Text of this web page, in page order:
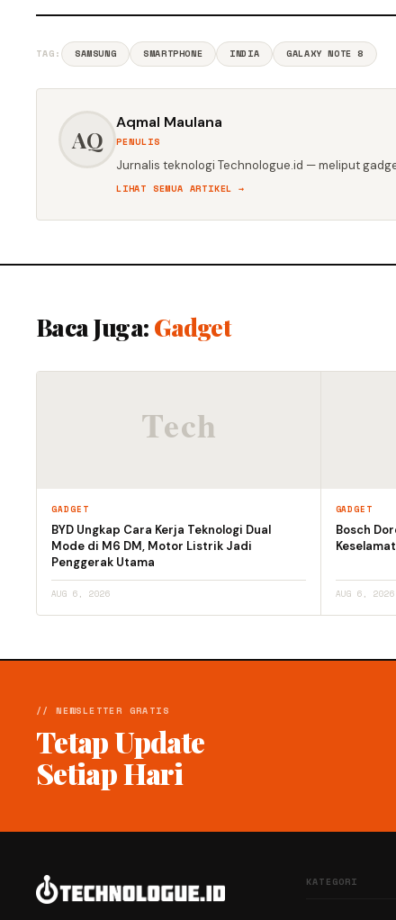
TAG: SAMSUNG SMARTPHONE INDIA GALAXY NOTE 8
AQ
Aqmal Maulana
PENULIS
Jurnalis teknologi Technologue.id — meliput
LIHAT SEMUA ARTIKEL →
Baca Juga: Gadget
GADGET
BYD Ungkap Cara Kerja Teknologi Dual
Mode di M6 DM, Motor Listrik Jadi
Penggerak Utama
AUG 6, 2026
GADGET
Bosch
AUG 6, 2026
// NEWSLETTER GRATIS
Tetap Update
Setiap Hari
KATEGORI